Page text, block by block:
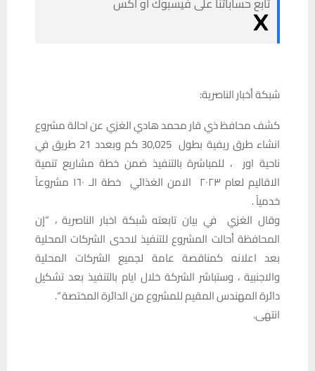
شبكة أخبار الناصرية:
كشف محافظ ذي قار محمد هادي الغزي عن احالة مشروع
انشاء طرق ريفية بطول 30,025 كم وبعدد 21 طريق في
ناحية اور ، للمباشرة بالتنفيذ ضمن خطة مشاريع تنمية
الاقاليم لعام ٢٠٢٣ الامن الغذائي خطة الـ ١٦٠ مشروعاً
خدمياً .
وقال الغزي في بيان تابعته شبكة اخبار الناصرية ، “إن
المحافظة أحالت المشروع للتنفيذ لاحدى الشركات المحلية
بعد اعلانه كمناقصة عامة لجميع الشركات المحلية
والاجنبية ، وستباشر الشركة خلال ايام بالتنفيذ بعد تشكيل
دائرة المهندس المقيم للمشروع من الدائرة المختصة “.
انتهى.